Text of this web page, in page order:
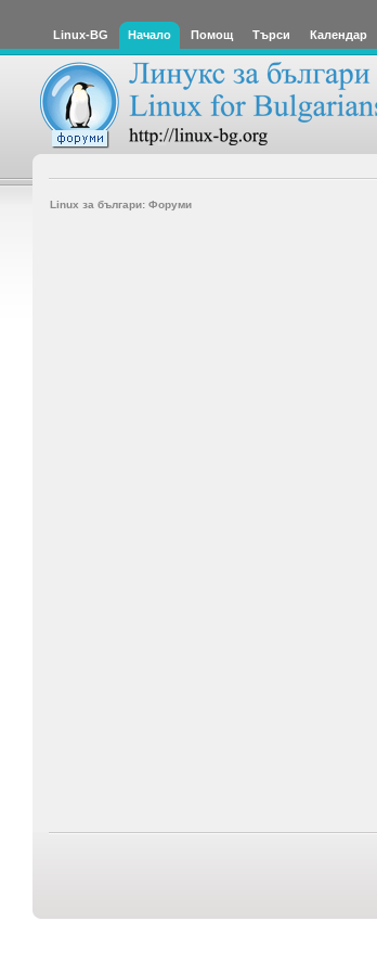
Linux-BG Начало Помощ Търси Календар
Linux за българи: Форуми